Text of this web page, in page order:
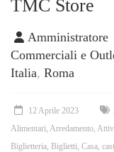
TMC Store
Amministratore
Commerciali e
Italia, Roma
12 Aprile 2023
Alimentari Arredamento
Biglietteria Biglietti Casa